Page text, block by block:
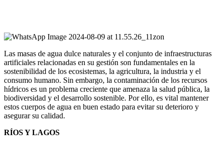
Las masas de agua dulce naturales y el conjunto de infraestructuras
artificiales relacionadas en su gestión son fundamentales en la
sostenibilidad de los ecosistemas, la agricultura, la industria y el
consumo humano. Sin embargo, la contaminación de los recursos
hídricos es un problema creciente que amenaza la salud pública, la
biodiversidad y el desarrollo sostenible. Por ello, es vital mantener
estos cuerpos de agua en buen estado para evitar su deterioro y
asegurar su calidad.
RÍOS Y LAGOS